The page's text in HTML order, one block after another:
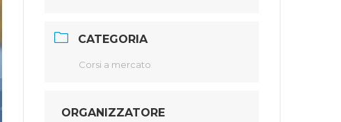
CATEGORIA
Corsi a mercato
ORGANIZZATORE